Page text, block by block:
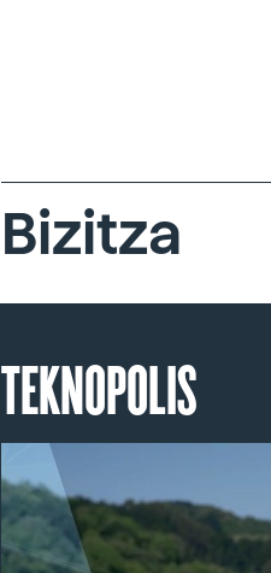
Bizitza
TEKNOPOLIS